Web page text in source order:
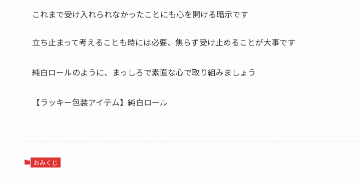
これまで受け入れられなかったことにも心を開ける暗示です
立ち止まって考えることも時には必要、焦らず受け止めることが大事です
純白ロールのように、まっしろで素直な心で取り組みましょう
【ラッキー包装アイテム】純白ロール
おみくじ